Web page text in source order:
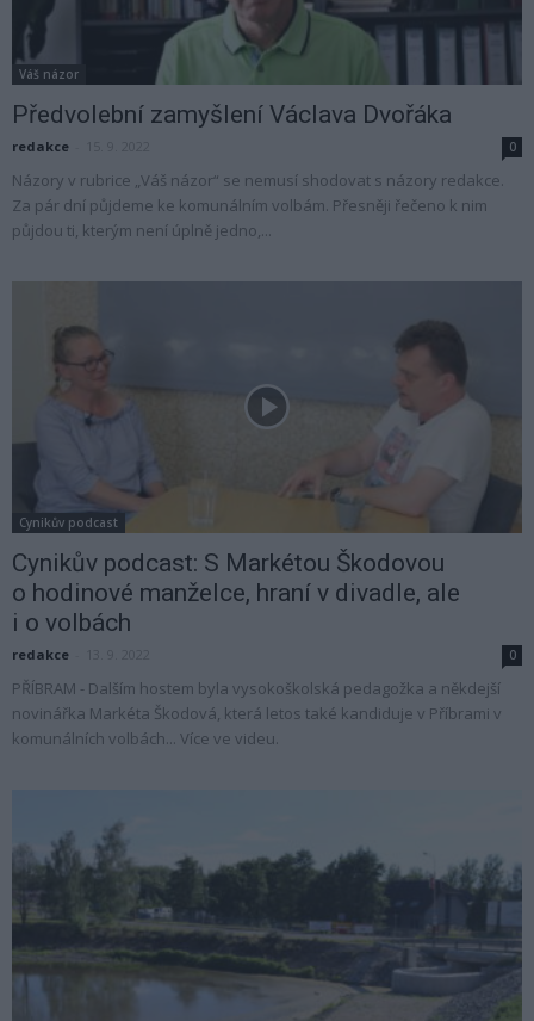
Váš názor
Předvolební zamyšlení Václava Dvořáka
redakce 0
Názory v rubrice „Váš názor“ se nemusí shodovat s názory redakce.
Za pár dní půjdeme ke komunálním volbám. Přesněji řečeno k nim
půjdou ti, kterým není úplně jedno,...
Cynikův podcast
Cynikův podcast: S Markétou Škodovou
o hodinové manželce, hraní v divadle, ale
i o volbách
redakce 0
PŘÍBRAM - Dalším hostem byla vysokoškolská pedagožka a někdejší
novinářka Markéta Škodová, která letos také kandiduje v Příbrami v
komunálních volbách... Více ve videu.